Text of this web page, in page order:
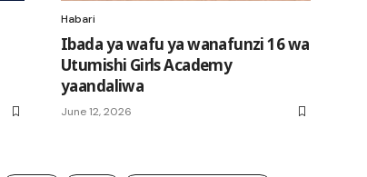
Habari
Ibada ya wafu ya wanafunzi 16 wa
Utumishi Girls Academy
yaandaliwa
June 12, 2026